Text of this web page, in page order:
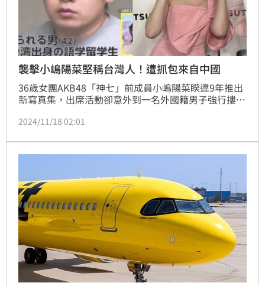
襲擊小嶋陽菜堅稱台灣人！遭抓包來自中國
36歲女團AKB48「神七」前成員小嶋陽菜睽違9年推出
新寫真集，出席活動卻意外到一名外國籍男子強行摟抱
歲嫌犯稱為台灣語言留學生，同時真面目曝光。然而，
國籍的留學生。
2024/11/18 02:01